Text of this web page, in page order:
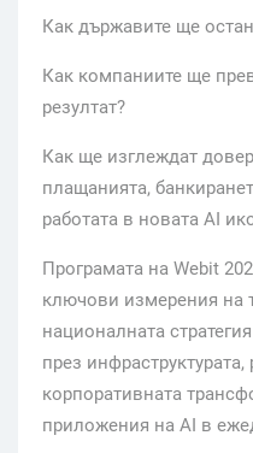
Как държавите ще
Как компаниите ще
резултат?
Как ще изглеждат
плащанията,
работата в новата AI
Програмата на Webit
ключови измерения на
националната
през инфраструктурата,
корпоративната
приложения на AI в